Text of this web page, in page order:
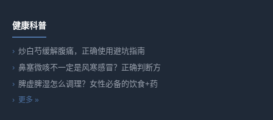
健康科普
炒白芍缓解腹痛，正确使用避坑指南
鼻塞微咳不一定是风寒感冒？正确判断方
脾虚脾湿怎么调理？女性必备的饮食+药
更多 »